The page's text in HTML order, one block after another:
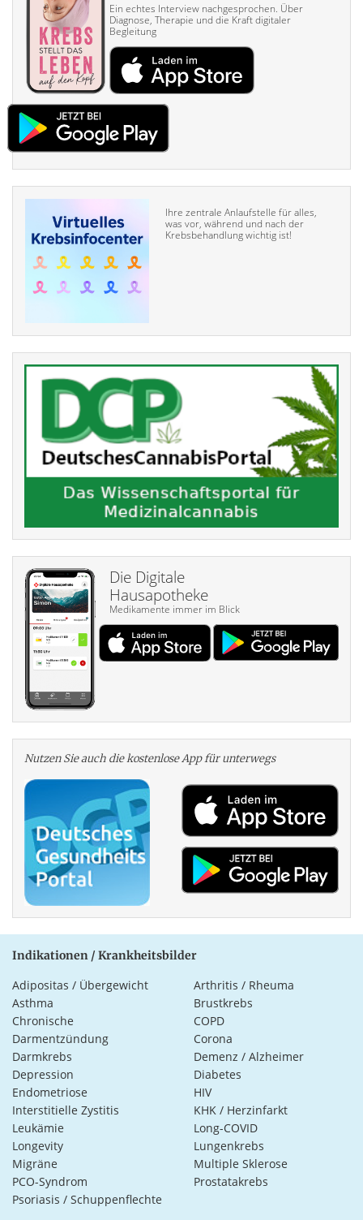
Ein echtes Interview nach­gesprochen. Über
Diagnose, Therapie und die Kraft digitaler
Begleitung
Ihre zentrale Anlaufstelle für alles,
was vor, während und nach der
Krebsbehandlung wichtig ist!
Die Digitale
Hausapotheke
Medikamente immer im Blick
Nutzen Sie auch die kosten­lose App für unterwegs
Indikationen / Krankheitsbilder
Adipositas / Übergewicht
Arthritis / Rheuma
Asthma
Brustkrebs
Chronische
Darmentzündung
COPD
Corona
Darmkrebs
Demenz / Alzheimer
Depression
Diabetes
Endometriose
HIV
Interstitielle Zystitis
KHK / Herzinfarkt
Leukämie
Long-COVID
Longevity
Lungenkrebs
Migräne
Multiple Sklerose
PCO-Syndrom
Prostatakrebs
Psoriasis / Schuppenflechte